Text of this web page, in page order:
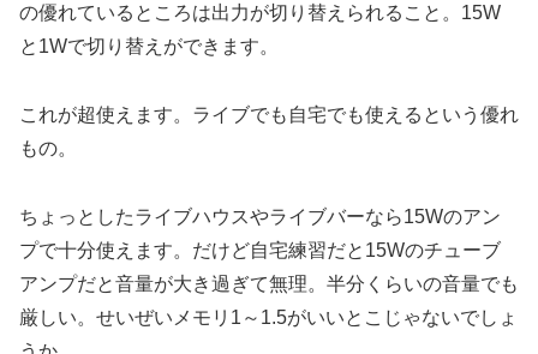
の優れているところは出力が切り替えられること。15W
と1Wで切り替えができます。
これが超使えます。ライブでも自宅でも使えるという優れ
もの。
ちょっとしたライブハウスやライブバーなら15Wのアン
プで十分使えます。だけど自宅練習だと15Wのチューブ
アンプだと音量が大き過ぎて無理。半分くらいの音量でも
厳しい。せいぜいメモリ1～1.5がいいとこじゃないでしょ